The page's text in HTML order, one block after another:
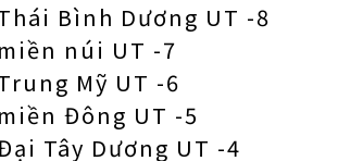
Bình Dương UT -8
núi UT -7
Mỹ UT -6
Đông UT -5
Tây Dương UT -4